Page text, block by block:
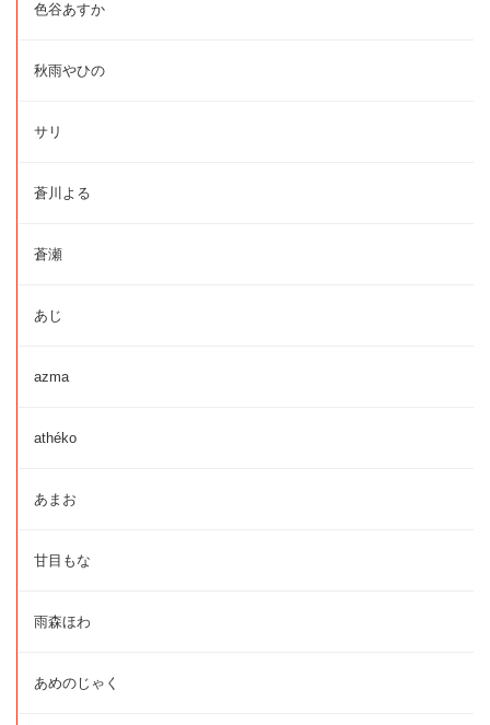
色谷あすか
秋雨やひの
サリ
蒼川よる
蒼瀬
あじ
azma
athéko
あまお
甘目もな
雨森ほわ
あめのじゃく